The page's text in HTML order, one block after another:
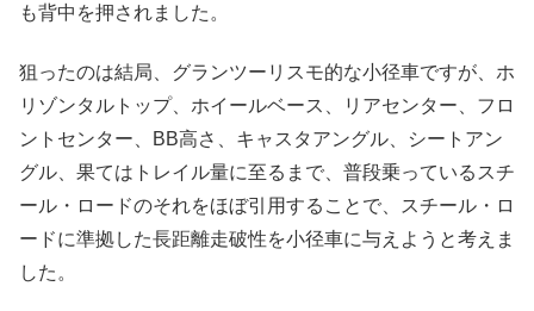
も背中を押されました。
狙ったのは結局、グランツーリスモ的な小径車ですが、ホ
リゾンタルトップ、ホイールベース、リアセンター、フロ
ントセンター、BB高さ、キャスタアングル、シートアン
グル、果てはトレイル量に至るまで、普段乗っているスチ
ール・ロードのそれをほぼ引用することで、スチール・ロ
ードに準拠した長距離走破性を小径車に与えようと考えま
した。